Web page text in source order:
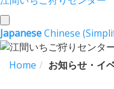
toggle
navigation
JapaneseChinese
Home お知らせ・イ